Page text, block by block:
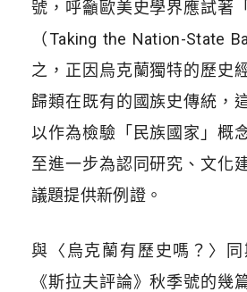
號，呼籲歐美史學界應試著
（Taking the Nation-State
之，正因烏克蘭獨特的歷史
歸類在既有的國族史傳統，
以作為檢驗「民族國家」概
至進一步為認同研究、文化
議題提供新例證。
與〈烏克蘭有歷史嗎？〉
《斯拉夫評論》秋季號的幾